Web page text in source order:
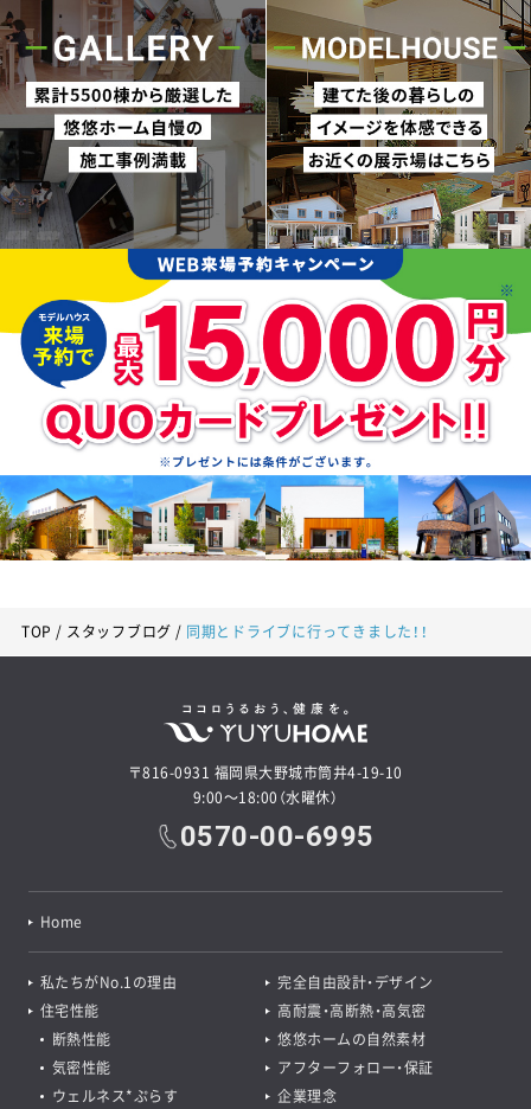
TOP スタッフブログ 同期とドライブに行ってきました！！
〒816-0931 福岡県大野城市筒井4-19-10
9:00～18:00（水曜休）
0570-00-6995
Home
私たちがNo.1の理由
完全自由設計・デザイン
住宅性能
断熱性能
気密性能
ウェルネス*ぷらす
高耐震・高断熱・高気密
悠悠ホームの自然素材
アフターフォロー・保証
企業理念